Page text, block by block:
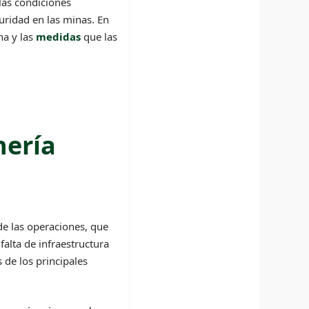
en las minas. En
y las medidas que las
las operaciones, que
de infraestructura
de los principales